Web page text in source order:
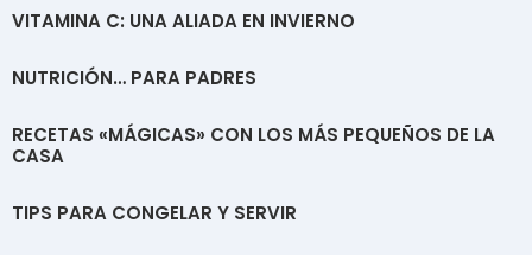
VITAMINA C: UNA ALIADA EN INVIERNO
NUTRICIÓN… PARA PADRES
RECETAS «MÁGICAS» CON LOS MÁS PEQUEÑOS DE LA
CASA
TIPS PARA CONGELAR Y SERVIR